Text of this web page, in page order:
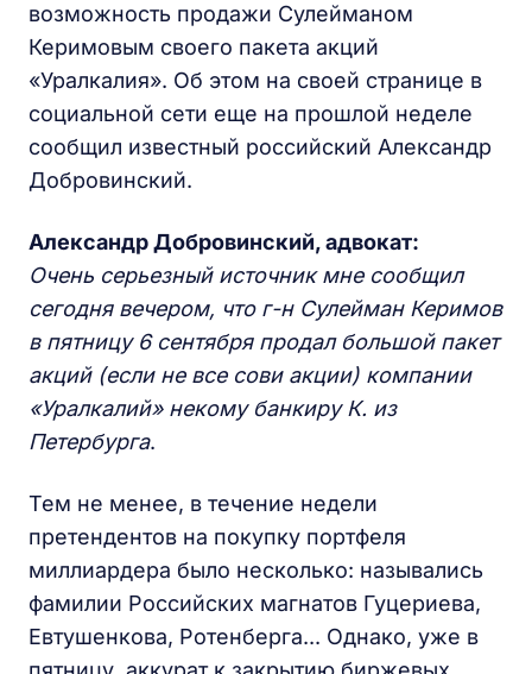
возможность продажи Сулейманом
Керимовым своего пакета акций
«Уралкалия». Об этом на своей странице в
социальной сети еще на прошлой неделе
сообщил известный российский Александр
Добровинский.
Александр Добровинский, адвокат:
Очень серьезный источник мне сообщил
сегодня вечером, что г-н Сулейман Керимов
в пятницу 6 сентября продал большой пакет
акций (если не все сови акции) компании
«Уралкалий» некому банкиру К. из
Петербурга.
Тем не менее, в течение недели
претендентов на покупку портфеля
миллиардера было несколько: назывались
фамилии Российских магнатов Гуцериева,
Евтушенкова, Ротенберга... Однако, уже в